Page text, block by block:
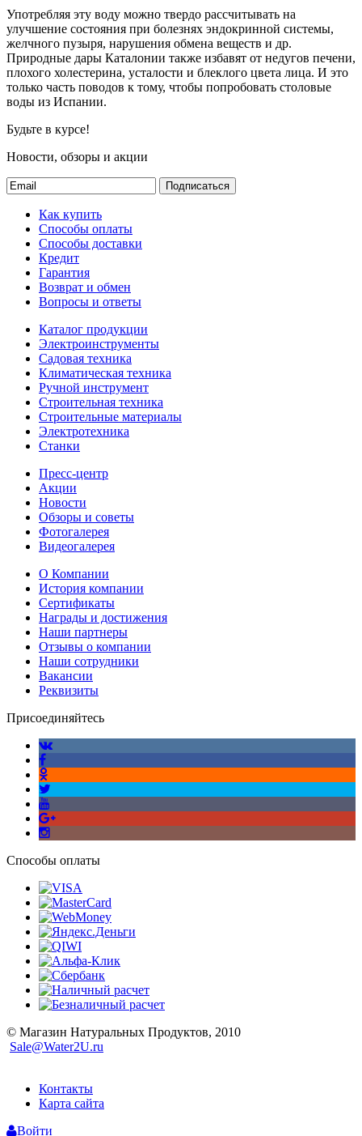
Употребляя эту воду можно твердо рассчитывать на
улучшение состояния при болезнях эндокринной системы,
желчного пузыря, нарушения обмена веществ и др.
Природные дары Каталонии также избавят от недугов печени,
плохого холестерина, усталости и блеклого цвета лица. И это
только часть поводов к тому, чтобы попробовать столовые
воды из Испании.
Будьте в курсе!
Новости, обзоры и акции
Подписаться
Как купить
Способы оплаты
Способы доставки
Кредит
Гарантия
Возврат и обмен
Вопросы и ответы
Каталог продукции
Электроинструменты
Садовая техника
Климатическая техника
Ручной инструмент
Строительная техника
Строительные материалы
Электротехника
Станки
Пресс-центр
Акции
Новости
Обзоры и советы
Фотогалерея
Видеогалерея
О Компании
История компании
Сертификаты
Награды и достижения
Наши партнеры
Отзывы о компании
Наши сотрудники
Вакансии
Реквизиты
Присоединяйтесь
Способы оплаты
© Магазин Натуральных Продуктов, 2010
Sale@Water2U.ru
Контакты
Карта сайта
Войти